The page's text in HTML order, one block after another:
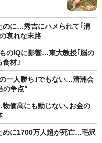
のに…秀吉にハメられて｢清
哀れな末路
のIQに影響…東大教授｢脳の
食材｣
一人勝ち｣でもない…清洲会
の争点"
価高にも動じない､お金の
めに1700万人超が死亡…毛沢